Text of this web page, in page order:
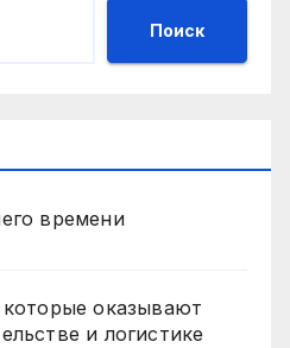
Поиск
времени
оказывают
и логистике